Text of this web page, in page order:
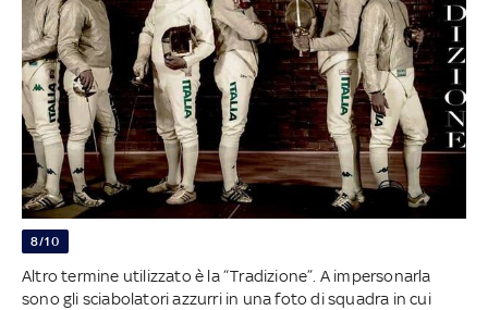
8/10
Altro termine utilizzato è la “Tradizione”. A impersonarla
sono gli sciabolatori azzurri in una foto di squadra in cui